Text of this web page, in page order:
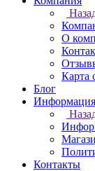
О
Карта
Блог
Информация
Контакты